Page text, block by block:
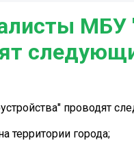
проводят
территории города;